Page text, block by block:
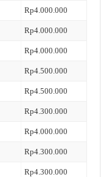
Rp4.000.000
Rp4.000.000
Rp4.000.000
Rp4.500.000
Rp4.500.000
Rp4.300.000
Rp4.000.000
Rp4.300.000
Rp4.300.000